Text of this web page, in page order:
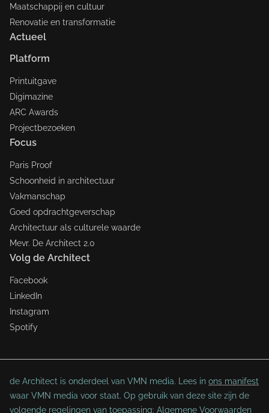
Maatschappij en cultuur
Renovatie en transformatie
Actueel
Platform
Printuitgave
Digimazine
ARC Awards
Projectbezoeken
Focus
Paris Proof
Schoonheid in architectuur
Vakmanschap
Goed opdrachtgeverschap
Architectuur als culturele waarde
Mevr. De Architect 2.0
Volg de Architect
Facebook
LinkedIn
Instagram
Spotify
de Architect is onderdeel van VMN media. Lees in ons manifest
waar VMN media voor staat. Op gebruik van deze site zijn de
volgende regelingen van toepassing: Algemene Voorwaarden